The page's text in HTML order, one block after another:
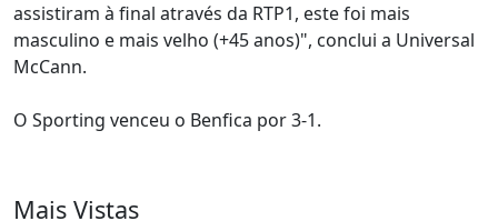
assistiram à final através da RTP1, este foi mais
masculino e mais velho (+45 anos)", conclui a Universal
McCann.
O Sporting venceu o Benfica por 3-1.
Mais Vistas